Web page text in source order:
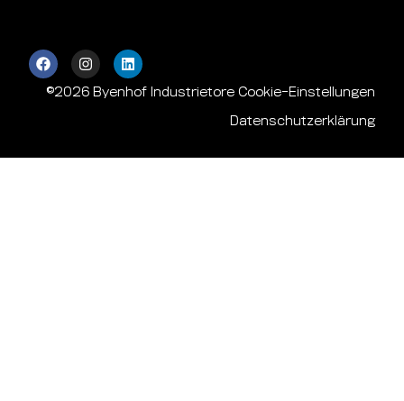
©2026 Byenhof Industrietore Cookie-Einstellungen
Datenschutzerklärung